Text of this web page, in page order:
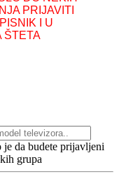
PRIJAVITI
I U
ŠTETA
da budete prijavljeni
grupa